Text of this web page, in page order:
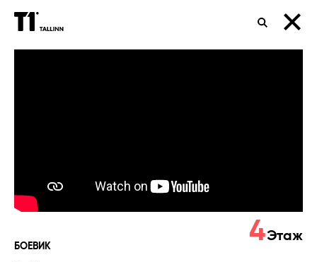
ПОИСК
БОЕВИК 4Этаж